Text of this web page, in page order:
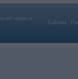
nav saistīts ar
Galvena